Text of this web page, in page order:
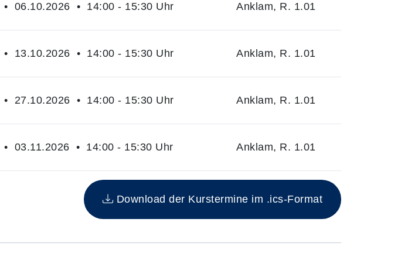
Termine zum diesen Kurs
• 06.10.2026 • 14:00 - 15:30 Uhr Anklam, R. 1.01
• 13.10.2026 • 14:00 - 15:30 Uhr Anklam, R. 1.01
• 27.10.2026 • 14:00 - 15:30 Uhr Anklam, R. 1.01
• 03.11.2026 • 14:00 - 15:30 Uhr Anklam, R. 1.01
Download der Kurstermine im .ics-Format